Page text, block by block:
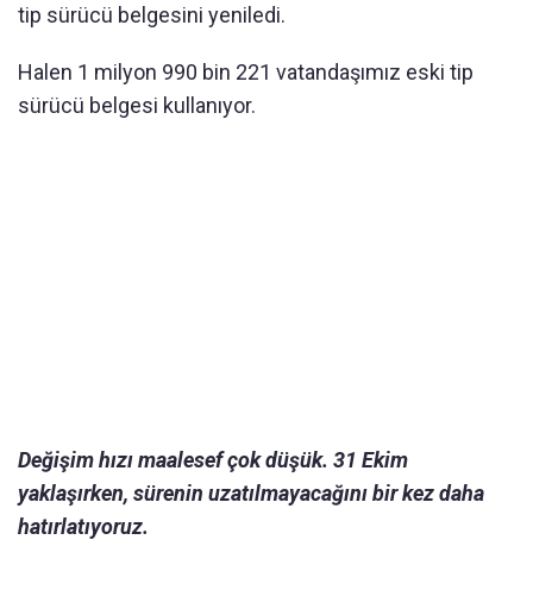
tip sürücü belgesini yeniledi.
Halen 1 milyon 990 bin 221 vatandaşımız eski tip
sürücü belgesi kullanıyor.
Değişim hızı maalesef çok düşük. 31 Ekim
yaklaşırken, sürenin uzatılmayacağını bir kez daha
hatırlatıyoruz.